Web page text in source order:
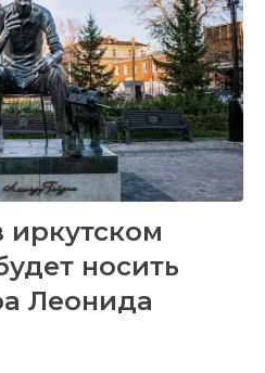
иркутском
носить
Леонида